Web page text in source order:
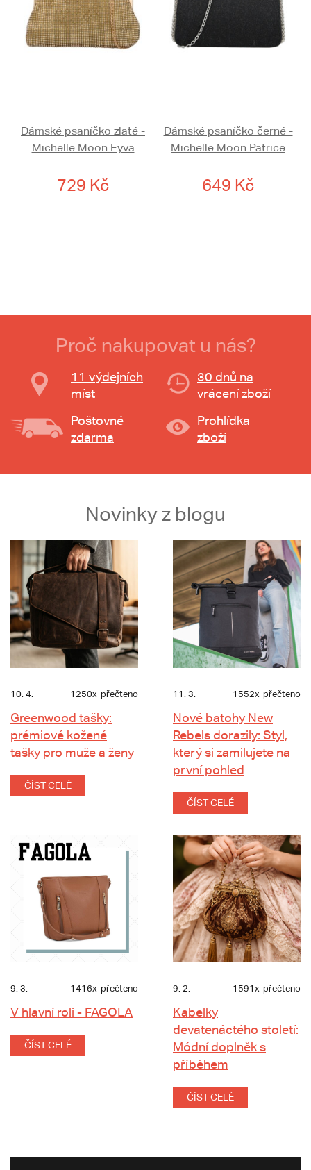
Dámské psaníčko zlaté -
Michelle Moon Eyva
729 Kč
Dámské psaníčko černé -
Michelle Moon Patrice
649 Kč
Proč nakupovat u nás?
11 výdejních
míst
30 dnů na
vrácení zboží
Poštovné
zdarma
Prohlídka
zboží
Novinky z blogu
10. 4. 1250x přečteno
Greenwood tašky:
prémiové kožené
tašky pro muže a ženy
ČÍST CELÉ
11. 3. 1552x přečteno
Nové batohy New
Rebels dorazily: Styl,
který si zamilujete na
první pohled
ČÍST CELÉ
9. 3. 1416x přečteno
V hlavní roli - FAGOLA
ČÍST CELÉ
9. 2. 1591x přečteno
Kabelky
devatenáctého století:
Módní doplněk s
příběhem
ČÍST CELÉ